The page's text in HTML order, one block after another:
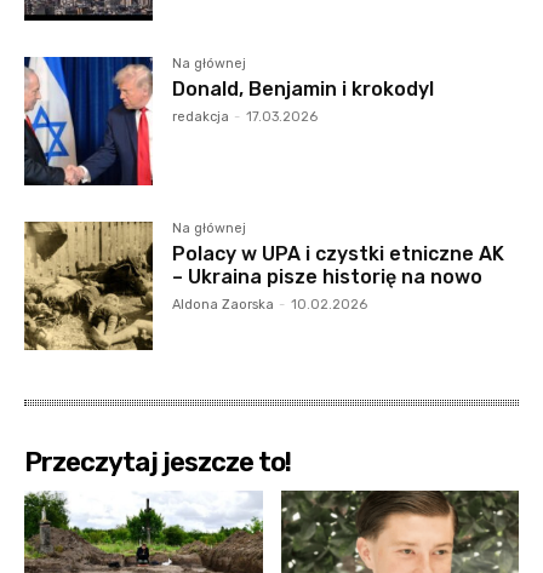
Na głównej
Donald, Benjamin i krokodyl
redakcja - 17.03.2026
Na głównej
Polacy w UPA i czystki etniczne AK
– Ukraina pisze historię na nowo
Aldona Zaorska - 10.02.2026
Przeczytaj jeszcze to!